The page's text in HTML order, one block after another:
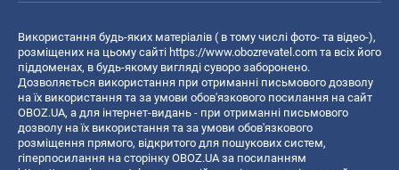
Використання будь-яких матеріалів ( в тому числі фото- та відео-),
розміщених на цьому сайті https://www.obozrevatel.com та всіх його
піддоменах, в будь-якому вигляді суворо заборонено.
Дозволяється використання при отриманні письмового дозволу
на їх використання та за умови обов'язкового посилання на сайт
OBOZ.UA, а для інтернет-видань - при отриманні письмового
дозволу на їх використання та за умови обов'язкового
розміщення прямого, відкритого для пошукових систем,
гіперпосилання на сторінку OBOZ.UA за посиланням